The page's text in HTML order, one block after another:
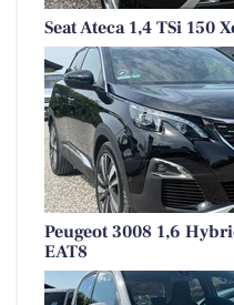
Seat Ateca 1,4 TSi 150
Peugeot 3008 1,6
EAT8